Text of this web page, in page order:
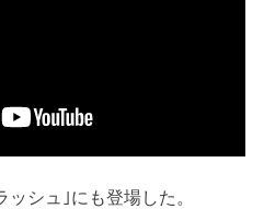
シュ｣にも登場した。